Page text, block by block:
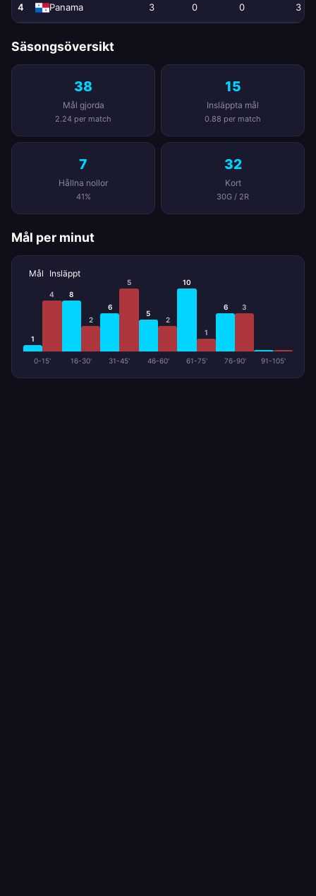
4 Panama 3 0 0 3
Säsongsöversikt
38
Mål gjorda
2.24 per match
15
Insläppta mål
0.88 per match
7
Hållna nollor
41%
32
Kort
30G / 2R
Mål per minut
Mål Insläppt
1
4
0-15'
8
2
16-30'
6
5
31-45'
5
2
46-60'
10
1
61-75'
6 3
76-90' 91-105'